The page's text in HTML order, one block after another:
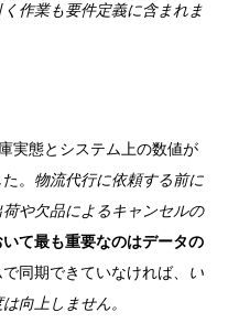
作業も要件定義に含まれま
実態とシステム上の数値が
。 物流代行に依頼する前に
や欠品によるキャンセルの
て最も重要なのはデータの
同期できていなければ、
い
向上しません。